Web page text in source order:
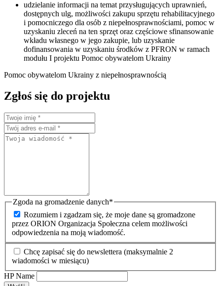
udzielanie informacji na temat przysługujących uprawnień,
dostępnych ulg, możliwości zakupu sprzętu rehabilitacyjnego
i pomocniczego dla osób z niepełnosprawnościami, pomoc w
uzyskaniu zleceń na ten sprzęt oraz częściowe sfinansowanie
wkładu własnego w jego zakupie, lub uzyskanie
dofinansowania w uzyskaniu środków z PFRON w ramach
modułu I projektu Pomoc obywatelom Ukrainy
Pomoc obywatelom Ukrainy z niepełnosprawnością
Zgłoś się do projektu
Zgoda na gromadzenie danych*
Rozumiem i zgadzam się, że moje dane są gromadzone
przez ORION Organizacja Społeczna celem możliwości
odpowiedzenia na moją wiadomość.
Chcę zapisać się do newslettera (maksymalnie 2
wiadomości w miesiącu)
HP Name